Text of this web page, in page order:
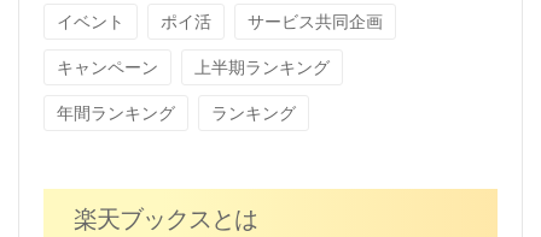
イベント ポイ活 サービス共同企画
キャンペーン 上半期ランキング
年間ランキング ランキング
楽天ブックスとは